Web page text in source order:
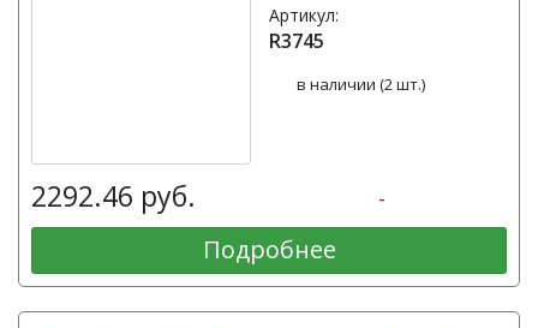
Артикул:
R3745
в наличии (2 шт.)
2292.46 руб. -
Подробнее